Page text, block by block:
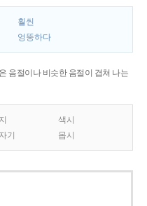
훨씬
엉뚱하다
음절이나 비슷한 음절이 겹쳐 나는
색시
기 몹시